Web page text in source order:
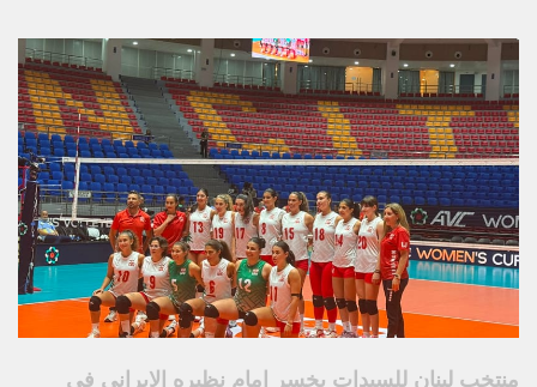
منتخب لبنان للسيدات يخسر امام نظيره الايراني في